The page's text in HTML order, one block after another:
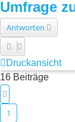
Umfrage
Antworten
Druckansicht
16 Beiträge
1